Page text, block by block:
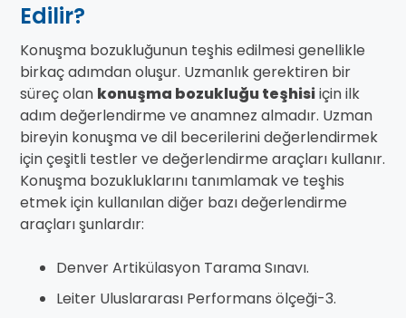
Edilir?
Konuşma bozukluğunun teşhis edilmesi genellikle
birkaç adımdan oluşur. Uzmanlık gerektiren bir
süreç olan konuşma bozukluğu teşhisiiçin ilk
adım değerlendirme ve anamnez almadır. Uzman
bireyin konuşma ve dil becerilerini değerlendirmek
için çeşitli testler ve değerlendirme araçları kullanır.
Konuşma bozukluklarını tanımlamak ve teşhis
etmek için kullanılan diğer bazı değerlendirme
araçları şunlardır:
Denver Artikülasyon Tarama Sınavı.
Leiter Uluslararası Performans ölçeği-3.